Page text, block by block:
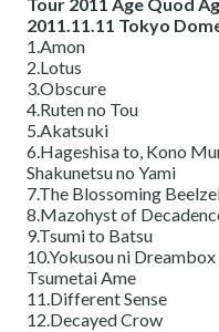
Tour 2011 Age Quod
2011.11.11 Tokyo
1.Amon
2.Lotus
3.Obscure
4.Ruten no Tou
5.Akatsuki
6.Hageshisa to, Kono
Shakunetsu no Yami
7.The Blossoming
8.Mazohyst of
9.Tsumi to Batsu
10.Yokusou ni
Tsumetai Ame
11.Different Sense
12.Decayed Crow